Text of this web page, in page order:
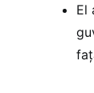
El